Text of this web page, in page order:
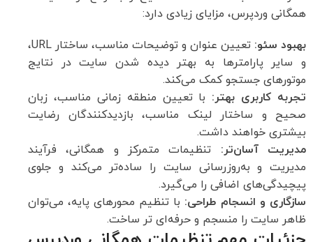
همگانی وردپرس، مزایای زیادی دارد:
بهبود سئو:
تعیین عنوان و توضیحات مناسب، ساختار URL،
و سایر پارامترها به بهتر دیده شدن سایت در نتایج
موتورهای جستجو کمک می‌کند.
تجربه کاربری بهتر: با تعیین منطقه زمانی مناسب، زبان
صحیح و ساختار لینک مناسب، بازدیدکنندگان رضایت
بیشتری خواهند داشت.
مدیریت آسان‌تر: تنظیمات متمرکز و همگانی، فرآیند
مدیریت و به‌روزرسانی سایت را ساده‌تر می‌کند و جلوی
پیچیدگی‌های اضافی را می‌گیرد.
سازگاری و انسجام طراحی: با تنظیم محورهای پایه، می‌توان
ظاهر سایت را منسجم و حرفه‌ای تر ساخت.